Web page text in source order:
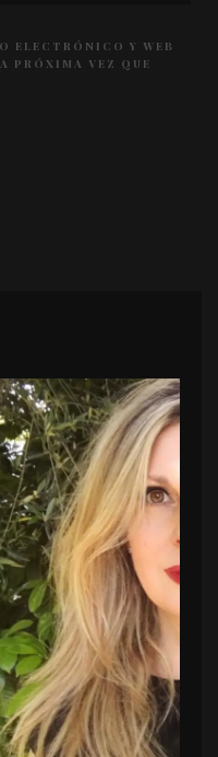
ELECTRÓNICO Y WEB
PRÓXIMA VEZ QUE